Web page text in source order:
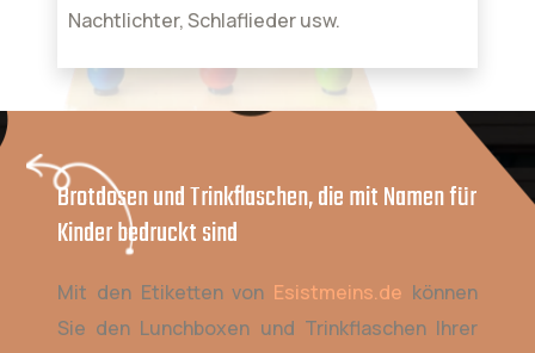
Nachtlichter, Schlaflieder usw.
Brotdosen und Trinkflaschen, die mit Namen für
Kinder bedruckt sind
Mit den Etiketten von Esistmeins.de können
Sie den Lunchboxen und Trinkflaschen Ihrer